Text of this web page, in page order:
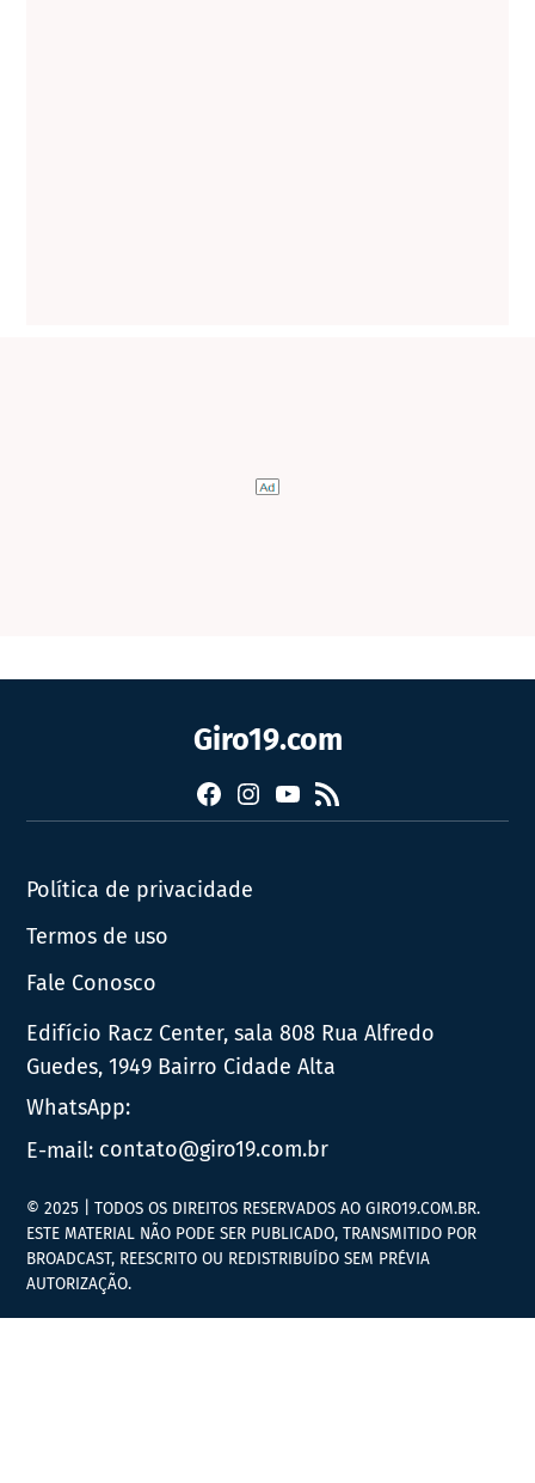
Giro19.com
FacebookInstagram
YouTube
RSS
Política de privacidade
Termos de uso
Fale Conosco
Edifício Racz Center, sala 808 Rua Alfredo
Guedes, 1949 Bairro Cidade Alta
WhatsApp:
E-mail: contato@giro19.com.br
© 2025 | TODOS OS DIREITOS RESERVADOS AO GIRO19.COM.BR.
ESTE MATERIAL NÃO PODE SER PUBLICADO, TRANSMITIDO POR
BROADCAST, REESCRITO OU REDISTRIBUÍDO SEM PRÉVIA
AUTORIZAÇÃO.